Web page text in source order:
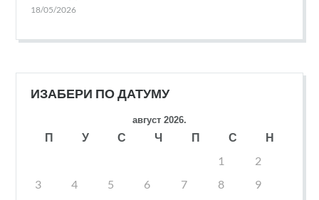
18/05/2026
ИЗАБЕРИ ПО ДАТУМУ
август 2026.
П У С Ч П С
Н
1
2
3
4 5 6 7 8
9